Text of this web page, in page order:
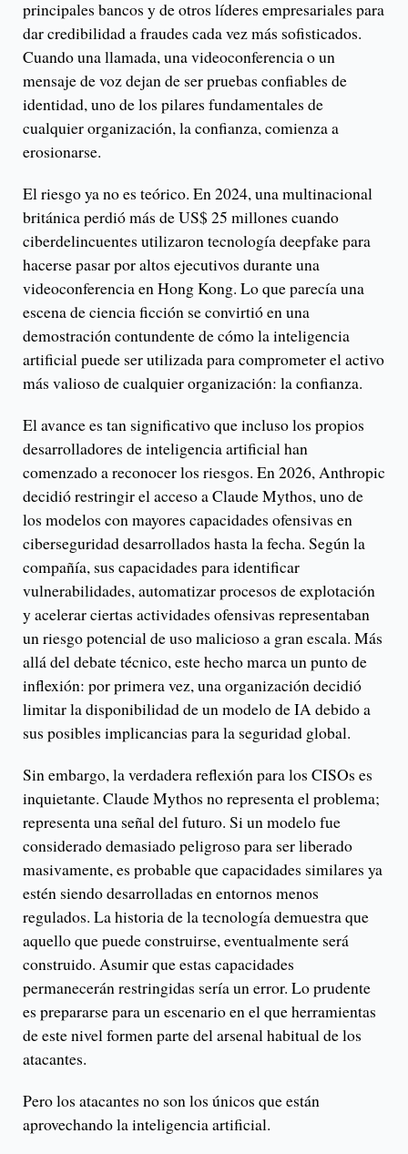
principales bancos y de otros líderes empresariales para
dar credibilidad a fraudes cada vez más sofisticados.
Cuando una llamada, una videoconferencia o un
mensaje de voz dejan de ser pruebas confiables de
identidad, uno de los pilares fundamentales de
cualquier organización, la confianza, comienza a
erosionarse.
El riesgo ya no es teórico. En 2024, una multinacional
británica perdió más de US$ 25 millones cuando
ciberdelincuentes utilizaron tecnología deepfake para
hacerse pasar por altos ejecutivos durante una
videoconferencia en Hong Kong. Lo que parecía una
escena de ciencia ficción se convirtió en una
demostración contundente de cómo la inteligencia
artificial puede ser utilizada para comprometer el activo
más valioso de cualquier organización: la confianza.
El avance es tan significativo que incluso los propios
desarrolladores de inteligencia artificial han
comenzado a reconocer los riesgos. En 2026, Anthropic
decidió restringir el acceso a Claude Mythos, uno de
los modelos con mayores capacidades ofensivas en
ciberseguridad desarrollados hasta la fecha. Según la
compañía, sus capacidades para identificar
vulnerabilidades, automatizar procesos de explotación
y acelerar ciertas actividades ofensivas representaban
un riesgo potencial de uso malicioso a gran escala. Más
allá del debate técnico, este hecho marca un punto de
inflexión: por primera vez, una organización decidió
limitar la disponibilidad de un modelo de IA debido a
sus posibles implicancias para la seguridad global.
Sin embargo, la verdadera reflexión para los CISOs es
inquietante. Claude Mythos no representa el problema;
representa una señal del futuro. Si un modelo fue
considerado demasiado peligroso para ser liberado
masivamente, es probable que capacidades similares ya
estén siendo desarrolladas en entornos menos
regulados. La historia de la tecnología demuestra que
aquello que puede construirse, eventualmente será
construido. Asumir que estas capacidades
permanecerán restringidas sería un error. Lo prudente
es prepararse para un escenario en el que herramientas
de este nivel formen parte del arsenal habitual de los
atacantes.
Pero los atacantes no son los únicos que están
aprovechando la inteligencia artificial.